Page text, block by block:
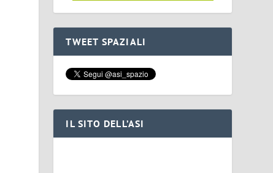
TWEET SPAZIALI
IL SITO DELL’ASI